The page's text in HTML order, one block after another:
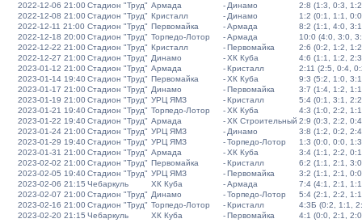
2022-12-06 21:00Стадион "Труд" Армада - Динамо
2:8 (1:3, 0:3,
2022-12-08 21:00Стадион "Труд" Кристалл - Динамо
1:2 (0:1, 1:1,
2022-12-11 21:00 Стадион "Труд" Первомайка -Армада
8:2 (1:1, 4:0,
2022-12-18 20:00Стадион "Труд" Торпедо-Лотор -Армада
10:0 (4:0, 3:0,
2022-12-22 21:00Стадион "Труд" Кристалл -Первомайка
2:6 (0:2, 1:2,
2022-12-27 21:00Стадион "Труд" Динамо -ХК Куба
4:6 (1:1, 1:2,
2023-01-12 21:00Стадион "Труд" Армада -Кристалл
2:11 (2:5, 0:4,
2023-01-14 19:40Стадион "Труд" Первомайка -ХК Куба
9:3 (5:2, 1:0,
2023-01-17 21:00Стадион "Труд" Динамо -Первомайка
3:7 (1:4, 1:2,
2023-01-19 21:00Стадион "Труд" УРЦ ЯМЗ -Кристалл
5:4 (0:1, 3:1,
2023-01-21 19:40Стадион "Труд" Торпедо-Лотор -ХК Куба
4:3 (1:0, 2:2,
2023-01-22 19:40Стадион "Труд" Армада -ХК Строительный 2:9 (0:3, 2:2,
2023-01-24 21:00Стадион "Труд" УРЦ ЯМЗ - Динамо
3:8 (1:2, 0:2,
2023-01-29 19:40Стадион "Труд" УРЦ ЯМЗ -Торпедо-Лотор
1:3 (0:0, 0:0,
2023-01-31 21:00Стадион "Труд" Армада -ХК Куба
3:4 (1:1, 2:2,
2023-02-02 21:00Стадион "Труд" Первомайка -Кристалл
6:2 (1:1, 2:1,
2023-02-05 19:40Стадион "Труд" УРЦ ЯМЗ -Первомайка
3:2 (1:1, 2:1,
2023-02-06 21:15 Чебаркуль ХК Куба -Армада
7:4 (4:1, 2:1,
2023-02-07 21:00Стадион "Труд" Динамо -Торпедо-Лотор
5:4 (2:1, 2:2,
2023-02-16 21:00Стадион "Труд" Торпедо-Лотор -Кристалл
4:3Б (0:2, 1:1,
2023-02-20 21:15 Чебаркуль ХК Куба -Первомайка
4:1 (0:0, 2:1,